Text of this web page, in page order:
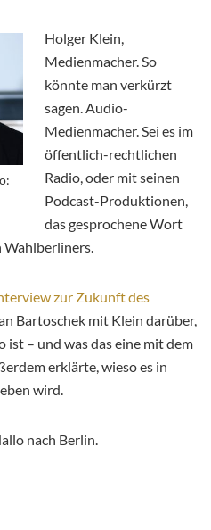
Holger Klein,
Medienmacher. So
könnte man verkürzt
sagen. Audio-
Medienmacher. Sei es im
öffentlich-rechtlichen
Radio, oder mit seinen
Podcast-Produktionen,
das gesprochene Wort
Wahlberliners.
zur Zukunft des
Bartoschek mit Klein darüber,
ist – und was das eine mit dem
erklärte, wieso es in
wird.
nach Berlin.